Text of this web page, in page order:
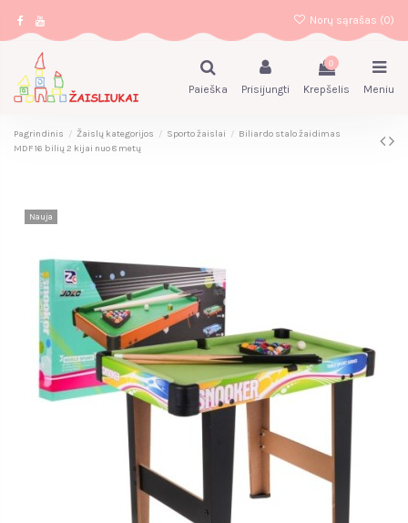
Norų sąrašas (0)
Paieška Prisijungti
0
Krepšelis Meniu
Pagrindinis Žaislų kategorijos Sporto žaislai
Biliardo stalo žaidimas
MDF 16 bilių 2 kijai nuo 8 metų
Nauja